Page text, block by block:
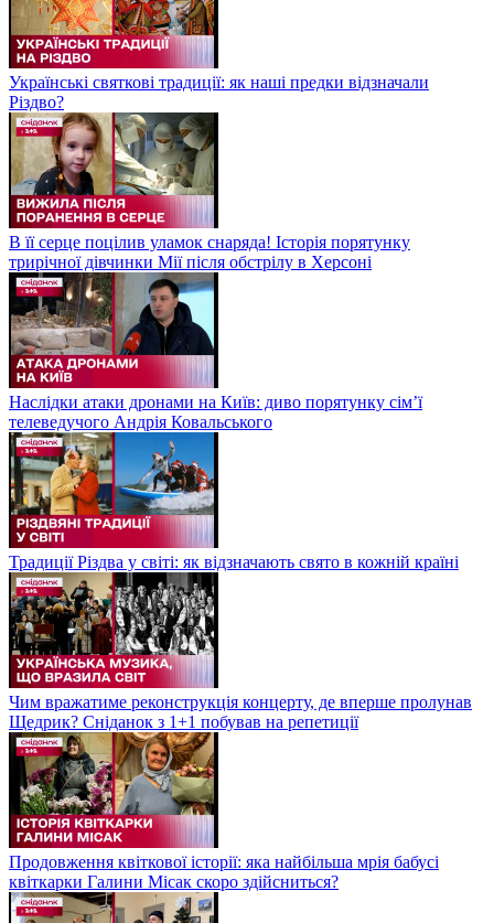
Українські святкові традиції: як наші предки відзначали
Різдво?
В її серце поцілив уламок снаряда! Історія порятунку
трирічної дівчинки Мії після обстрілу в Херсоні
Наслідки атаки дронами на Київ: диво порятунку сім’ї
телеведучого Андрія Ковальського
Традиції Різдва у світі: як відзначають свято в кожній країні
Чим вражатиме реконструкція концерту, де вперше пролунав
Щедрик? Сніданок з 1+1 побував на репетиції
Продовження квіткової історії: яка найбільша мрія бабусі
квіткарки Галини Місак скоро здійсниться?